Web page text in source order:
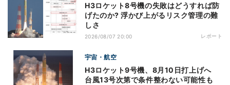
H3ロケット8号機の失敗はどうすれば防
げたのか? 浮かび上がるリスク管理の難
しさ
2026/08/07 20:00 レポート
宇宙・航空
H3ロケット9号機、8月10日打上げへ
台風13号次第で条件整わない可能性も